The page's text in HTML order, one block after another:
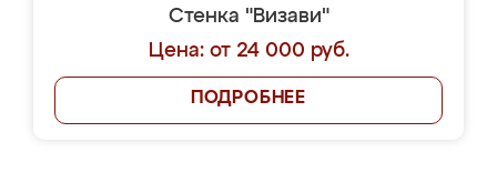
Стенка "Визави"
Цена: от 24 000 руб.
ПОДРОБНЕЕ